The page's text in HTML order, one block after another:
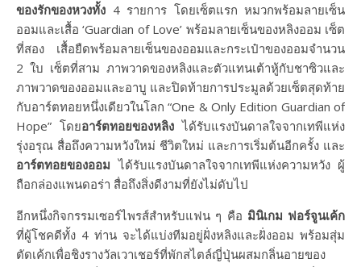
ของรักของหวงทั้ง 4 รายการ โดยเซ็ตแรก หมวกพร้อมลายเซ็น
ออมและเสื้อ ‘Guardian of Love’ พร้อมลายเซ็นของหลิงออม เซ็ต
ที่สอง เสื้อยืดพร้อมลายเซ็นของออมและกระเป๋าของออมจำนวน
2 ใบ เซ็ตที่สาม ภาพวาดของหลิงและตัวแทนเต้าหู้กับชาซิวและ
ภาพวาดของออมและอาบู และปิดท้ายการประมูลด้วยเซ็ตสุดท้าย
กับอาร์ตทอยหนึ่งเดียวในโลก “One & Only Edition Guardian of
Hope” โดยอาร์ตทอยของหลิง ได้รับแรงบันดาลใจจากเทพีแห่ง
รุ่งอรุณ สื่อถึงความหวังใหม่ ชีวิตใหม่ และการเริ่มต้นอีกครั้ง และ
อาร์ตทอยของออม ได้รับแรงบันดาลใจจากเทพีแห่งความหวัง ผู้
ถือกล่องแพนดอร่า สื่อถึงสิ่งดีงามที่ยังไม่ดับไป
อีกหนึ่งกิจกรรมเซอร์ไพรส์สำหรับแฟน ๆ คือ มินิเกม ฟอร์จูนเค้ก
ที่ผู้โชคดีทั้ง 4 ท่าน จะได้แบ่งทีมอยู่ฝั่งหลิงและฝั่งออม พร้อมสุ่ม
ตัดเค้กเพื่อชิงรางวัลเวาเชอร์ที่พักสไตล์ญี่ปุ่นผสมกลิ่นอายของ